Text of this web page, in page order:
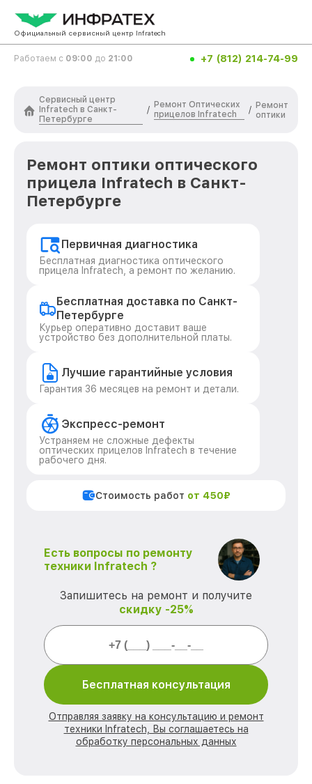
Официальный сервисный центр Infratech
Работаем с 09:00 до 21:00 +7 (812) 214-74-99
Сервисный центр
Infratech в Санкт-
Петербурге
/
Ремонт Оптических
прицелов Infratech
/ Ремонт
оптики
Ремонт оптики оптического
прицела Infratech в Санкт-
Петербурге
Первичная диагностика
Бесплатная диагностика оптического
прицела Infratech, а ремонт по желанию.
Бесплатная доставка по Санкт-
Петербурге
Курьер оперативно доставит ваше
устройство без дополнительной платы.
Лучшие гарантийные условия
Гарантия 36 месяцев на ремонт и детали.
Экспресс-ремонт
Устраняем не сложные дефекты
оптических прицелов Infratech в течение
рабочего дня.
Стоимость работ от 450₽
Есть вопросы по ремонту
техники Infratech ?
Запишитесь на ремонт и получите
скидку -25%
Бесплатная консультация
Отправляя заявку на консультацию и ремонт
техники Infratech, Вы соглашаетесь на
обработку персональных данных